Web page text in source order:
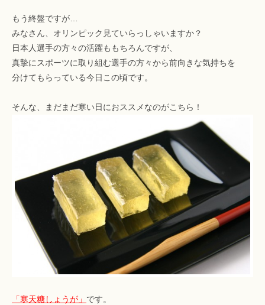
もう終盤ですが…
みなさん、オリンピック見ていらっしゃいますか？
日本人選手の方々の活躍ももちろんですが、
真摯にスポーツに取り組む選手の方々から前向きな気持ちを
分けてもらっている今日この頃です。
そんな、まだまだ寒い日におススメなのがこちら！
「寒天糖しょうが」 です。